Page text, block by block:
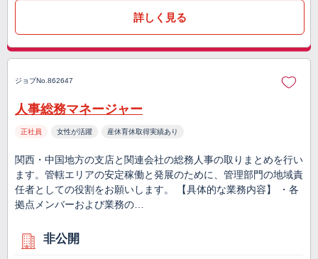
詳しく見る
ジョブNo.862647
人事総務マネージャー
正社員 女性が活躍 産休育休取得実績あり
関西・中国地方の支店と関連会社の総務人事の取りまとめを行い
ます。管轄エリアの安定稼働と発展のために、管理部門の地域責
任者としての役割をお願いします。 【具体的な業務内容】 ・各
拠点メンバーおよび業務の…
非公開